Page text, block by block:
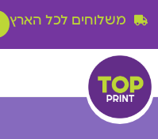
משלוחים לכל הארץ